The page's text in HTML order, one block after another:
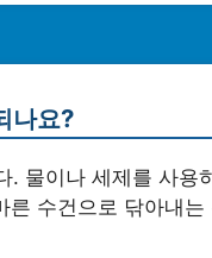
나요?
. 물이나 세제를 사용
른 수건으로 닦아내